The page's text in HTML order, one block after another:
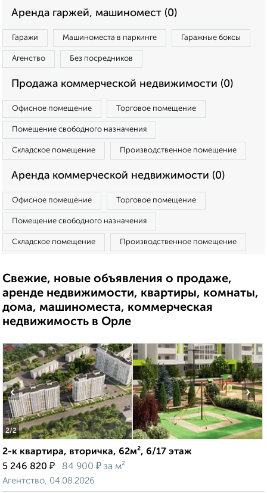
Аренда гаржей, машиномест (0)
Гаражи Машиноместа в паркинге Гаражные боксы
Агенство Без посредников
Продажа коммерческой недвижимости (0)
Офисное помещение Торговое помещение
Помещение свободного назначения
Складское помещение Производственное помещение
Аренда коммерческой недвижимости (0)
Офисное помещение Торговое помещение
Помещение свободного назначения
Складское помещение Производственное помещение
Свежие, новые объявления о продаже,
аренде недвижимости, квартиры, комнаты,
дома, машиноместа, коммерческая
недвижимость в Орле
2/2
‹ ›
2-к квартира, вторичка, 62м², 6/17 этаж
5 246 820 ₽ 84 900 ₽ за м²
Агентство, 04.08.2026